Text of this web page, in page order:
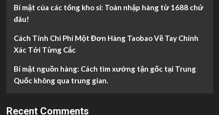
Bí mật của các tổng kho sỉ: Toàn nhập hàng từ 1688 chứ
đâu!
Cách Tính Chi Phí Một Đơn Hàng Taobao Về Tay Chính
Xác Tới Từng Cắc
Bí mật nguồn hàng: Cách tìm xưởng tận gốc tại Trung
Quốc không qua trung gian.
Recent Comments